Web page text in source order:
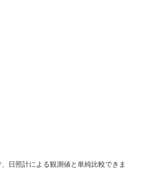
日照計による観測値と単純比較できま